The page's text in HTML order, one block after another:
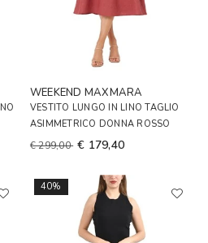
WEEKEND MAXMARA
VESTITO LUNGO IN LINO TAGLIO
ASIMMETRICO DONNA ROSSO
€ 299,00 € 179,40
40%